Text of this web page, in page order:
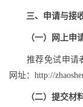
三、申请与接
（一）网上申
推荐免试申请
网址： http://
（二）提交材